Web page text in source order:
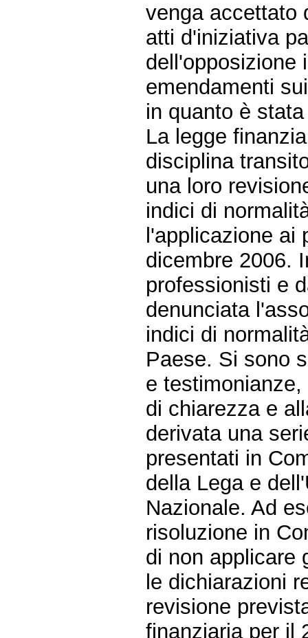
venga accettato
atti d'iniziativa
dell'opposizione
emendamenti
in quanto è
La legge
disciplina
una loro
indici di
l'applicazione ai
dicembre 2006.
professionisti e
denunciata
indici di
Paese. Si sono
e
di chiarezza e
derivata una
presentati in
della Lega e
Nazionale. Ad
risoluzione in
di non applicare
le dichiarazioni
revisione
finanziaria per il